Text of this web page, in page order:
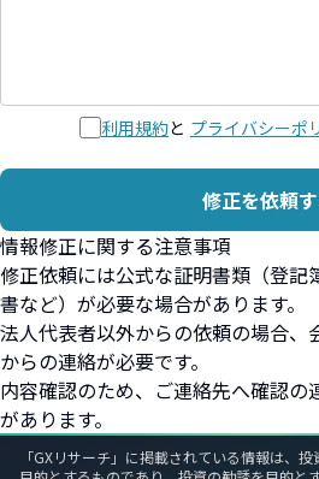
利用規約と プライバシーポ
修正を依頼
情報修正に関する注意事項
修正依頼には公式な証明書類（登記
書など）が必要な場合があります。
法人代表者以外からの依頼の場合、
からの連絡が必要です。
内容確認のため、ご連絡先へ確認
があります。
「GXリサーチ」に掲載されている情報は、